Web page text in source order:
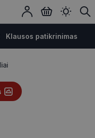
Klausos patikrinimas